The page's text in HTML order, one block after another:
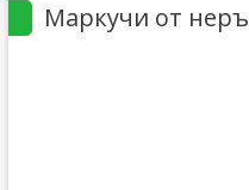
Маркучи от